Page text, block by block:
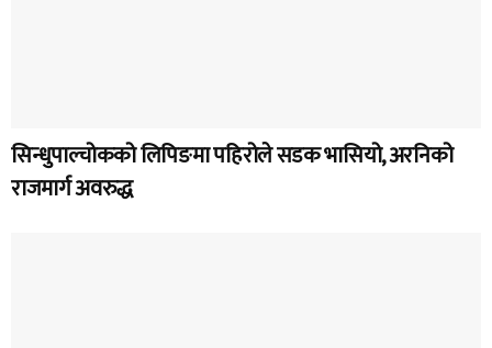
सिन्धुपाल्चोकको लिपिङमा पहिरोले सडक भासियो, अरनिको
राजमार्ग अवरुद्ध